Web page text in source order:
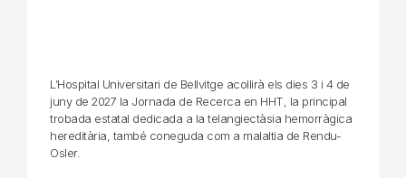
L’Hospital Universitari de Bellvitge acollirà els dies 3 i 4 de
juny de 2027 la Jornada de Recerca en HHT, la principal
trobada estatal dedicada a la telangiectàsia hemorràgica
hereditària, també coneguda com a malaltia de Rendu-
Osler.